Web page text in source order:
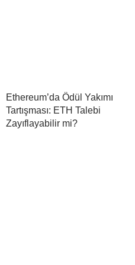
Ethereum’da Ödül Yakımı
Tartışması: ETH Talebi
Zayıflayabilir mi?